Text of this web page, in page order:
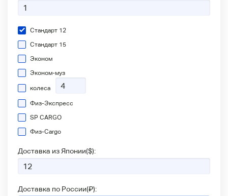
Стандарт 12
Стандарт 15
Эконом
Эконом-муз
колеса
Физ-Экспресс
SP CARGO
Физ-Сargo
Доставка из Японии($):
Доставка по России(₽):